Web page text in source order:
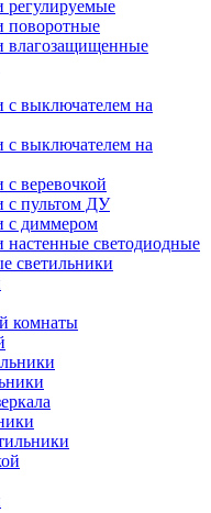
регулируемые
поворотные
влагозащищенные
с выключателем на
с выключателем на
веревочкой
с пультом ДУ
с диммером
настенные светодиодные
светильники
комнаты